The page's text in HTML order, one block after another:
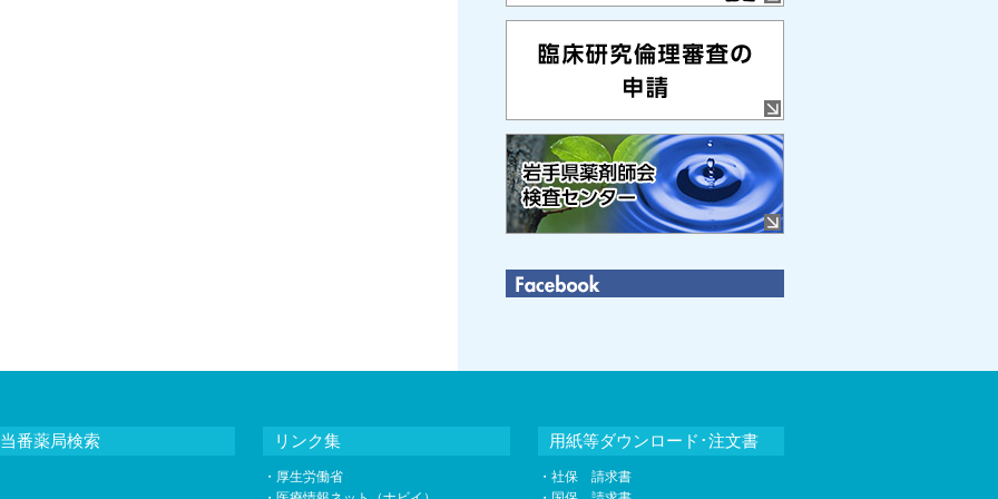
当番薬局検索 リンク集
・ 厚生労働省
用紙等ダウンロード･注文書
・社保 請求書